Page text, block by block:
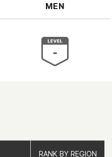
MEN
RANK BY REGION
RANK BY REGION